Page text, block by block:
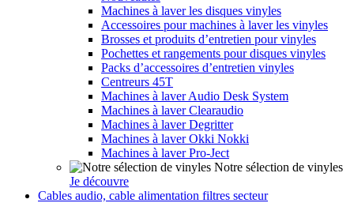
Machines à laver les disques vinyles
Accessoires pour machines à laver les vinyles
Brosses et produits d’entretien pour vinyles
Pochettes et rangements pour disques vinyles
Packs d’accessoires d’entretien vinyles
Centreurs 45T
Machines à laver Audio Desk System
Machines à laver Clearaudio
Machines à laver Degritter
Machines à laver Okki Nokki
Machines à laver Pro-Ject
Notre sélection de vinyles
Je découvre
Cables audio, cable alimentation filtres secteur